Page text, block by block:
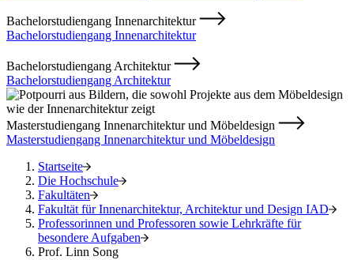
Bachelorstudiengang Innenarchitektur
Bachelorstudiengang Innenarchitektur
Bachelorstudiengang Architektur
Bachelorstudiengang Architektur
Masterstudiengang Innenarchitektur und Möbeldesign
Masterstudiengang Innenarchitektur und Möbeldesign
Startseite
Die Hochschule
Fakultäten
Fakultät für Innenarchitektur, Architektur und Design IAD
Professorinnen und Professoren sowie Lehrkräfte für
besondere Aufgaben
Prof. Linn Song